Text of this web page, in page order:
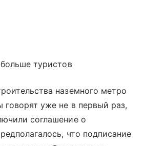
туристов
наземного метро
уже не в первый раз,
соглашение о
что подписание